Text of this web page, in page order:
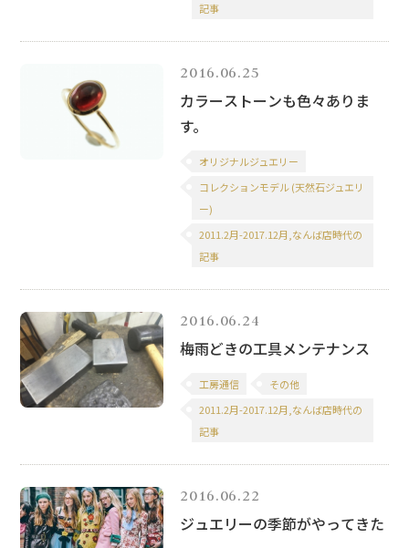
記事
2016.06.25
カラーストーンも色々ありま
す。
オリジナルジュエリー
コレクションモデル (天然石ジュエリ
ー)
2011.2月-2017.12月,なんば店時代の
記事
2016.06.24
梅雨どきの工具メンテナンス
工房通信
その他
2011.2月-2017.12月,なんば店時代の
記事
2016.06.22
ジュエリーの季節がやってきた